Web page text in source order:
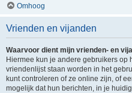
Omhoog
Vrienden en vijanden
Waarvoor dient mijn vrienden- en
Hiermee kun je andere gebruikers op
vriendenlijst staan worden in het
kunt controleren of ze online zijn, of
mogelijk dat hun berichten, in je